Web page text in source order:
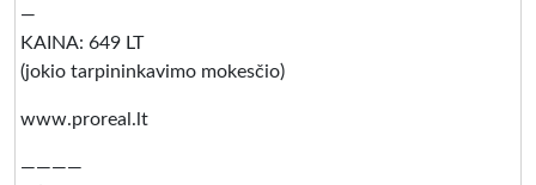
—
KAINA: 649 LT
(jokio tarpininkavimo mokesčio)
www.proreal.lt
————